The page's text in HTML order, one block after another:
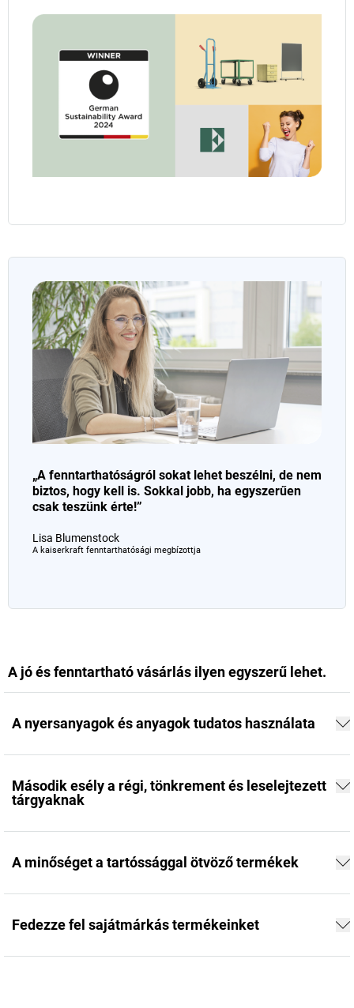
„A fenntarthatóságról sokat lehet beszélni, de nem
biztos, hogy kell is. Sokkal jobb, ha egyszerűen
csak teszünk érte!”
Lisa Blumenstock
A kaiserkraft fenntarthatósági megbízottja
A jó és fenntartható vásárlás ilyen egyszerű lehet.
A nyersanyagok és anyagok tudatos használata
Második esély a régi, tönkrement és leselejtezett
tárgyaknak
A minőséget a tartóssággal ötvöző termékek
Fedezze fel sajátmárkás termékeinket